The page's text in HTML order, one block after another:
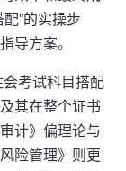
”的实操步
导方案。
考试科目搭配
其在整个证书
计》偏理论与
险管理》则更